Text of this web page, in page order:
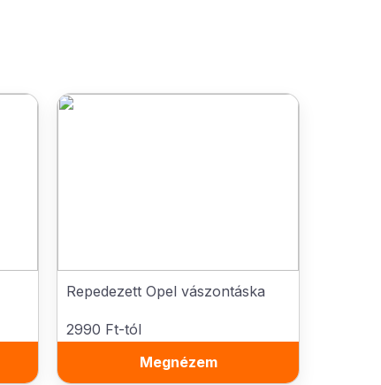
Repedezett Opel vászontáska
2990 Ft-tól
Megnézem